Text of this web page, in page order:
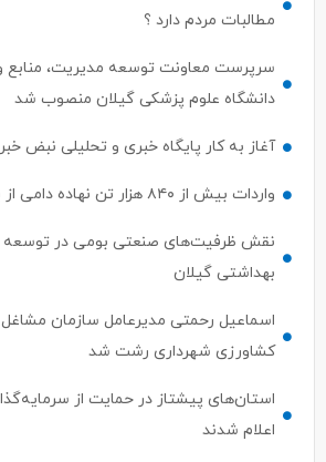
سرپرست معاونت توسعه مدیریت، منابع و
آغاز به کار پایگاه خبری و تحلیلی نبض خبر
واردات بیش از ۸۴۰ هزار تن نهاده دامی از بنادر كاسپین و انزلی
نقش ظرفیت‌های صنعتی بومی در توسعه
بهداشتی گیلان
اسماعیل رحمتی مدیرعامل سازمان مشاغل
استان‌های پیشتاز در حمایت از